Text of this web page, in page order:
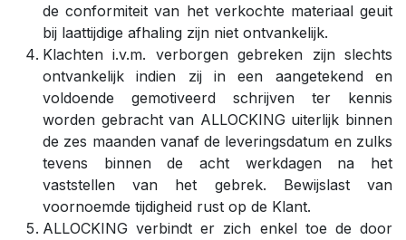
de conformiteit van het verkochte materiaal geuit
bij laattijdige afhaling zijn niet ontvankelijk.
Klachten i.v.m. verborgen gebreken zijn slechts
ontvankelijk indien zij in een aangetekend en
voldoende gemotiveerd schrijven ter kennis
worden gebracht van ALLOCKING uiterlijk binnen
de zes maanden vanaf de leveringsdatum en zulks
tevens binnen de acht werkdagen na het
vaststellen van het gebrek. Bewijslast van
voornoemde tijdigheid rust op de Klant.
ALLOCKING verbindt er zich enkel toe de door